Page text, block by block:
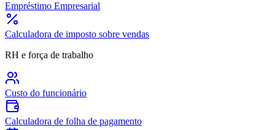
Empréstimo Empresarial
Calculadora de imposto sobre vendas
RH e força de trabalho
Custo do funcionário
Calculadora de folha de pagamento